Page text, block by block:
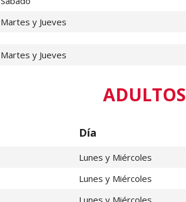
Martes y Jueves
Martes y Jueves
ADULTOS
Día
Lunes y Miércoles
Lunes y Miércoles
Lunes y Miércoles